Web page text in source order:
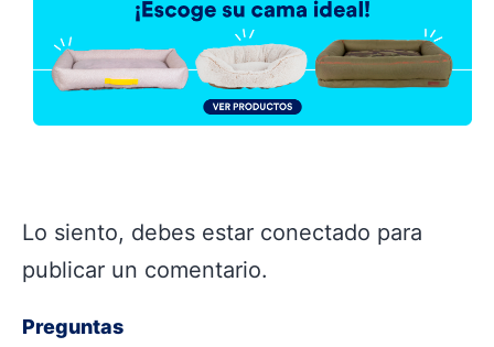
Lo siento, debes estar conectado para
publicar un comentario.
Preguntas